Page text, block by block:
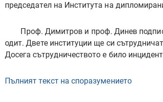
председател на Института на
Проф. Димитров и проф. Динев
одит. Двете институции ще си
Досега сътрудничеството е било
Пълният текст на споразумението